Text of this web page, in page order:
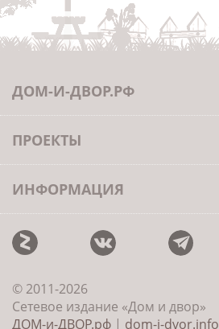
ДОМ-И-ДВОР.РФ
ПРОЕКТЫ
ИНФОРМАЦИЯ
© 2011-2026
Сетевое издание «Дом и двор»
ДОМ-и-ДВОР.рф | dom-i-dvor.info